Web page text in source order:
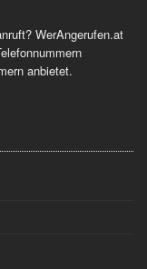
WerAngerufen.at
anbietet.